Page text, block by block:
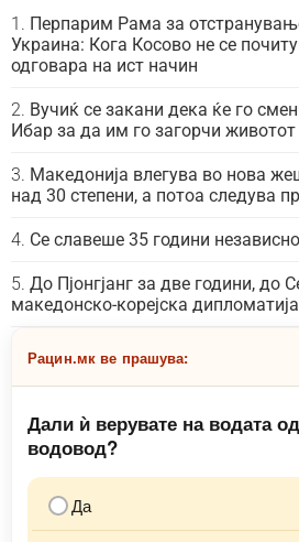
Перпарим Рама за
Украина: Кога Косово не се
одговара на ист начин
Вучиќ се закани дека ќе го
Ибар за да им го загорчи
Македонија влегува во нова
над 30 степени, а потоа следува
Се славеше 35 години
До Пјонгјанг за две години, до
македонско-корејска дипломатија
Рацин.мк ве прашува:
Дали ѝ верувате на водата
водовод?
Да